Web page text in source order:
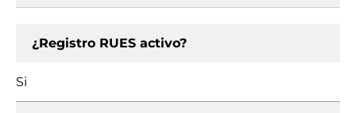
¿Registro RUES activo?
Si